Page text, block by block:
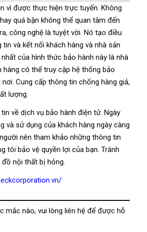
vì được thực hiện trực tuyến. Không
quá bận không thể quan tâm đến
công nghệ là tuyệt vời. Nó tạo điều
tin và kết nối khách hàng và nhà sản
của hình thức bảo hành này là nhà
hàng có thể truy cập hệ thống bảo
Cung cấp thông tin chống hàng giả,
lượng.
về dịch vụ bảo hành điện tử. Ngày
và sử dụng của khách hàng ngày càng
nên tham khảo những thông tin
tôi bảo vệ quyền lợi của bạn. Tránh
nội thất bị hỏng.
mắc nào, vui lòng liên hệ để được hỗ